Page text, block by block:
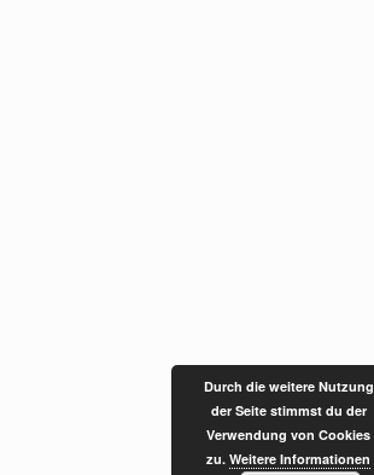
Durch die weitere Nutzung
der Seite stimmst du der
Verwendung von Cookies
zu. Weitere Informationen